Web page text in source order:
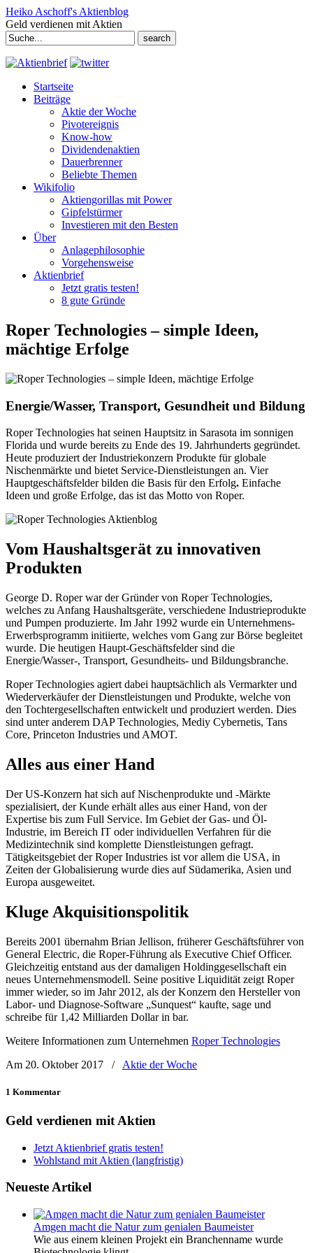
Heiko Aschoff's Aktienblog
Geld verdienen mit Aktien
Search
for:
Startseite
Beiträge
Aktie der Woche
Pivotereignis
Know-how
Dividendenaktien
Dauerbrenner
Beliebte Themen
Wikifolio
Aktiengorillas mit Power
Gipfelstürmer
Investieren mit den Besten
Über
Anlagephilosophie
Vorgehensweise
Aktienbrief
Jetzt gratis testen!
8 gute Gründe
Roper Technologies – simple Ideen,
mächtige Erfolge
Energie/Wasser, Transport, Gesundheit und Bildung
Roper Technologies hat seinen Hauptsitz in Sarasota im sonnigen
Florida und wurde bereits zu Ende des 19. Jahrhunderts gegründet.
Heute produziert der Industriekonzern Produkte für globale
Nischenmärkte und bietet Service-Dienstleistungen an. Vier
Hauptgeschäftsfelder bilden die Basis für den Erfolg. Einfache
Ideen und große Erfolge, das ist das Motto von Roper.
Vom Haushaltsgerät zu innovativen
Produkten
George D. Roper war der Gründer von Roper Technologies,
welches zu Anfang Haushaltsgeräte, verschiedene Industrieprodukte
und Pumpen produzierte. Im Jahr 1992 wurde ein Unternehmens-
Erwerbsprogramm initiierte, welches vom Gang zur Börse begleitet
wurde. Die heutigen Haupt-Geschäftsfelder sind die
Energie/Wasser-, Transport, Gesundheits- und Bildungsbranche.
Roper Technologies agiert dabei hauptsächlich als Vermarkter und
Wiederverkäufer der Dienstleistungen und Produkte, welche von
den Tochtergesellschaften entwickelt und produziert werden. Dies
sind unter anderem DAP Technologies, Mediy Cybernetis, Tans
Core, Princeton Industries und AMOT.
Alles aus einer Hand
Der US-Konzern hat sich auf Nischenprodukte und -Märkte
spezialisiert, der Kunde erhält alles aus einer Hand, von der
Expertise bis zum Full Service. Im Gebiet der Gas- und Öl-
Industrie, im Bereich IT oder individuellen Verfahren für die
Medizintechnik sind komplette Dienstleistungen gefragt.
Tätigkeitsgebiet der Roper Industries ist vor allem die USA, in
Zeiten der Globalisierung wurde dies auf Südamerika, Asien und
Europa ausgeweitet.
Kluge Akquisitionspolitik
Bereits 2001 übernahm Brian Jellison, früherer Geschäftsführer von
General Electric, die Roper-Führung als Executive Chief Officer.
Gleichzeitig entstand aus der damaligen Holdinggesellschaft ein
neues Unternehmensmodell. Seine positive Liquidität zeigt Roper
immer wieder, so im Jahr 2012, als der Konzern den Hersteller von
Labor- und Diagnose-Software „Sunquest“ kaufte, sage und
schreibe für 1,42 Milliarden Dollar in bar.
Weitere Informationen zum Unternehmen Roper Technologies
Am 20. Oktober 2017
/ Aktie der Woche
1 Kommentar
Geld verdienen mit Aktien
Jetzt Aktienbrief gratis testen!
Wohlstand mit Aktien (langfristig)
Neueste Artikel
Amgen macht die Natur zum genialen Baumeister
Wie aus einem kleinen Projekt ein Branchenname wurde